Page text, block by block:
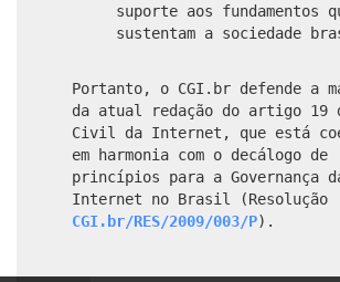
suporte aos fundamentos
sustentam a sociedade
Portanto, o CGI.br defende a
da atual redação do artigo 19
Civil da Internet, que está
em harmonia com o decálogo de
princípios para a Governança
Internet no Brasil (Resolução
CGI.br/RES/2009/003/P).